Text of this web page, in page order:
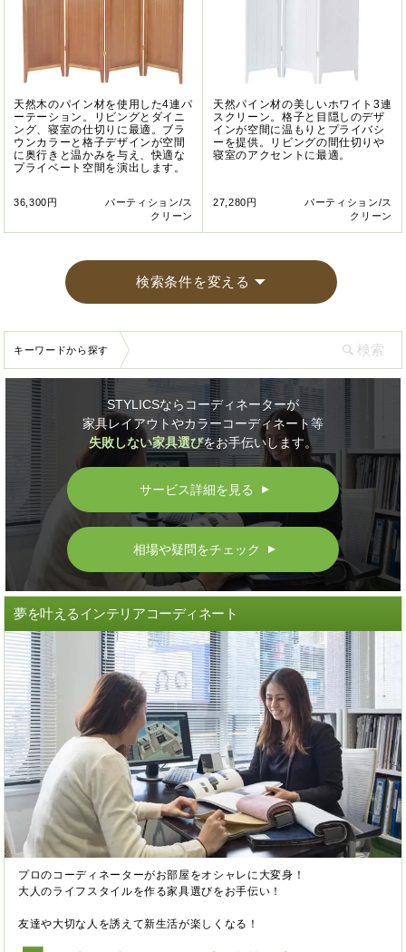
天然木のパイン材を使用した4連パ
ーテーション。リビングとダイニ
ング、寝室の仕切りに最適。ブラ
ウンカラーと格子デザインが空間
に奥行きと温かみを与え、快適な
プライベート空間を演出します。
36,300円
パーティション/ス
クリーン
天然パイン材の美しいホワイト3連
スクリーン。格子と目隠しのデザ
インが空間に温もりとプライバシ
ーを提供。リビングの間仕切りや
寝室のアクセントに最適。
27,280円
パーティション/ス
クリーン
検索条件を変える
キーワードから探す
STYLICSならコーディネーターが
家具レイアウトやカラーコーディネート等
失敗しない家具選びをお手伝いします。
サービス詳細を見る ▲
相場や疑問をチェック ▲
夢を叶えるインテリアコーディネート
プロのコーディネーターがお部屋をオシャレに大変身！
大人のライフスタイルを作る家具選びをお手伝い！
友達や大切な人を誘えて新生活が楽しくなる！